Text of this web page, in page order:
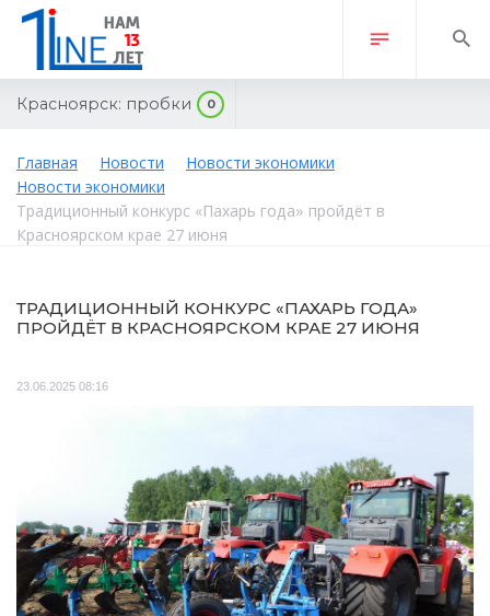
Красноярск: пробки 0
Главная Новости
Новости экономики
Новости экономики
Традиционный конкурс «Пахарь года» пройдёт в
Красноярском крае 27 июня
ТРАДИЦИОННЫЙ КОНКУРС «ПАХАРЬ ГОДА»
ПРОЙДЁТ В КРАСНОЯРСКОМ КРАЕ 27 ИЮНЯ
23.06.2025 08:16